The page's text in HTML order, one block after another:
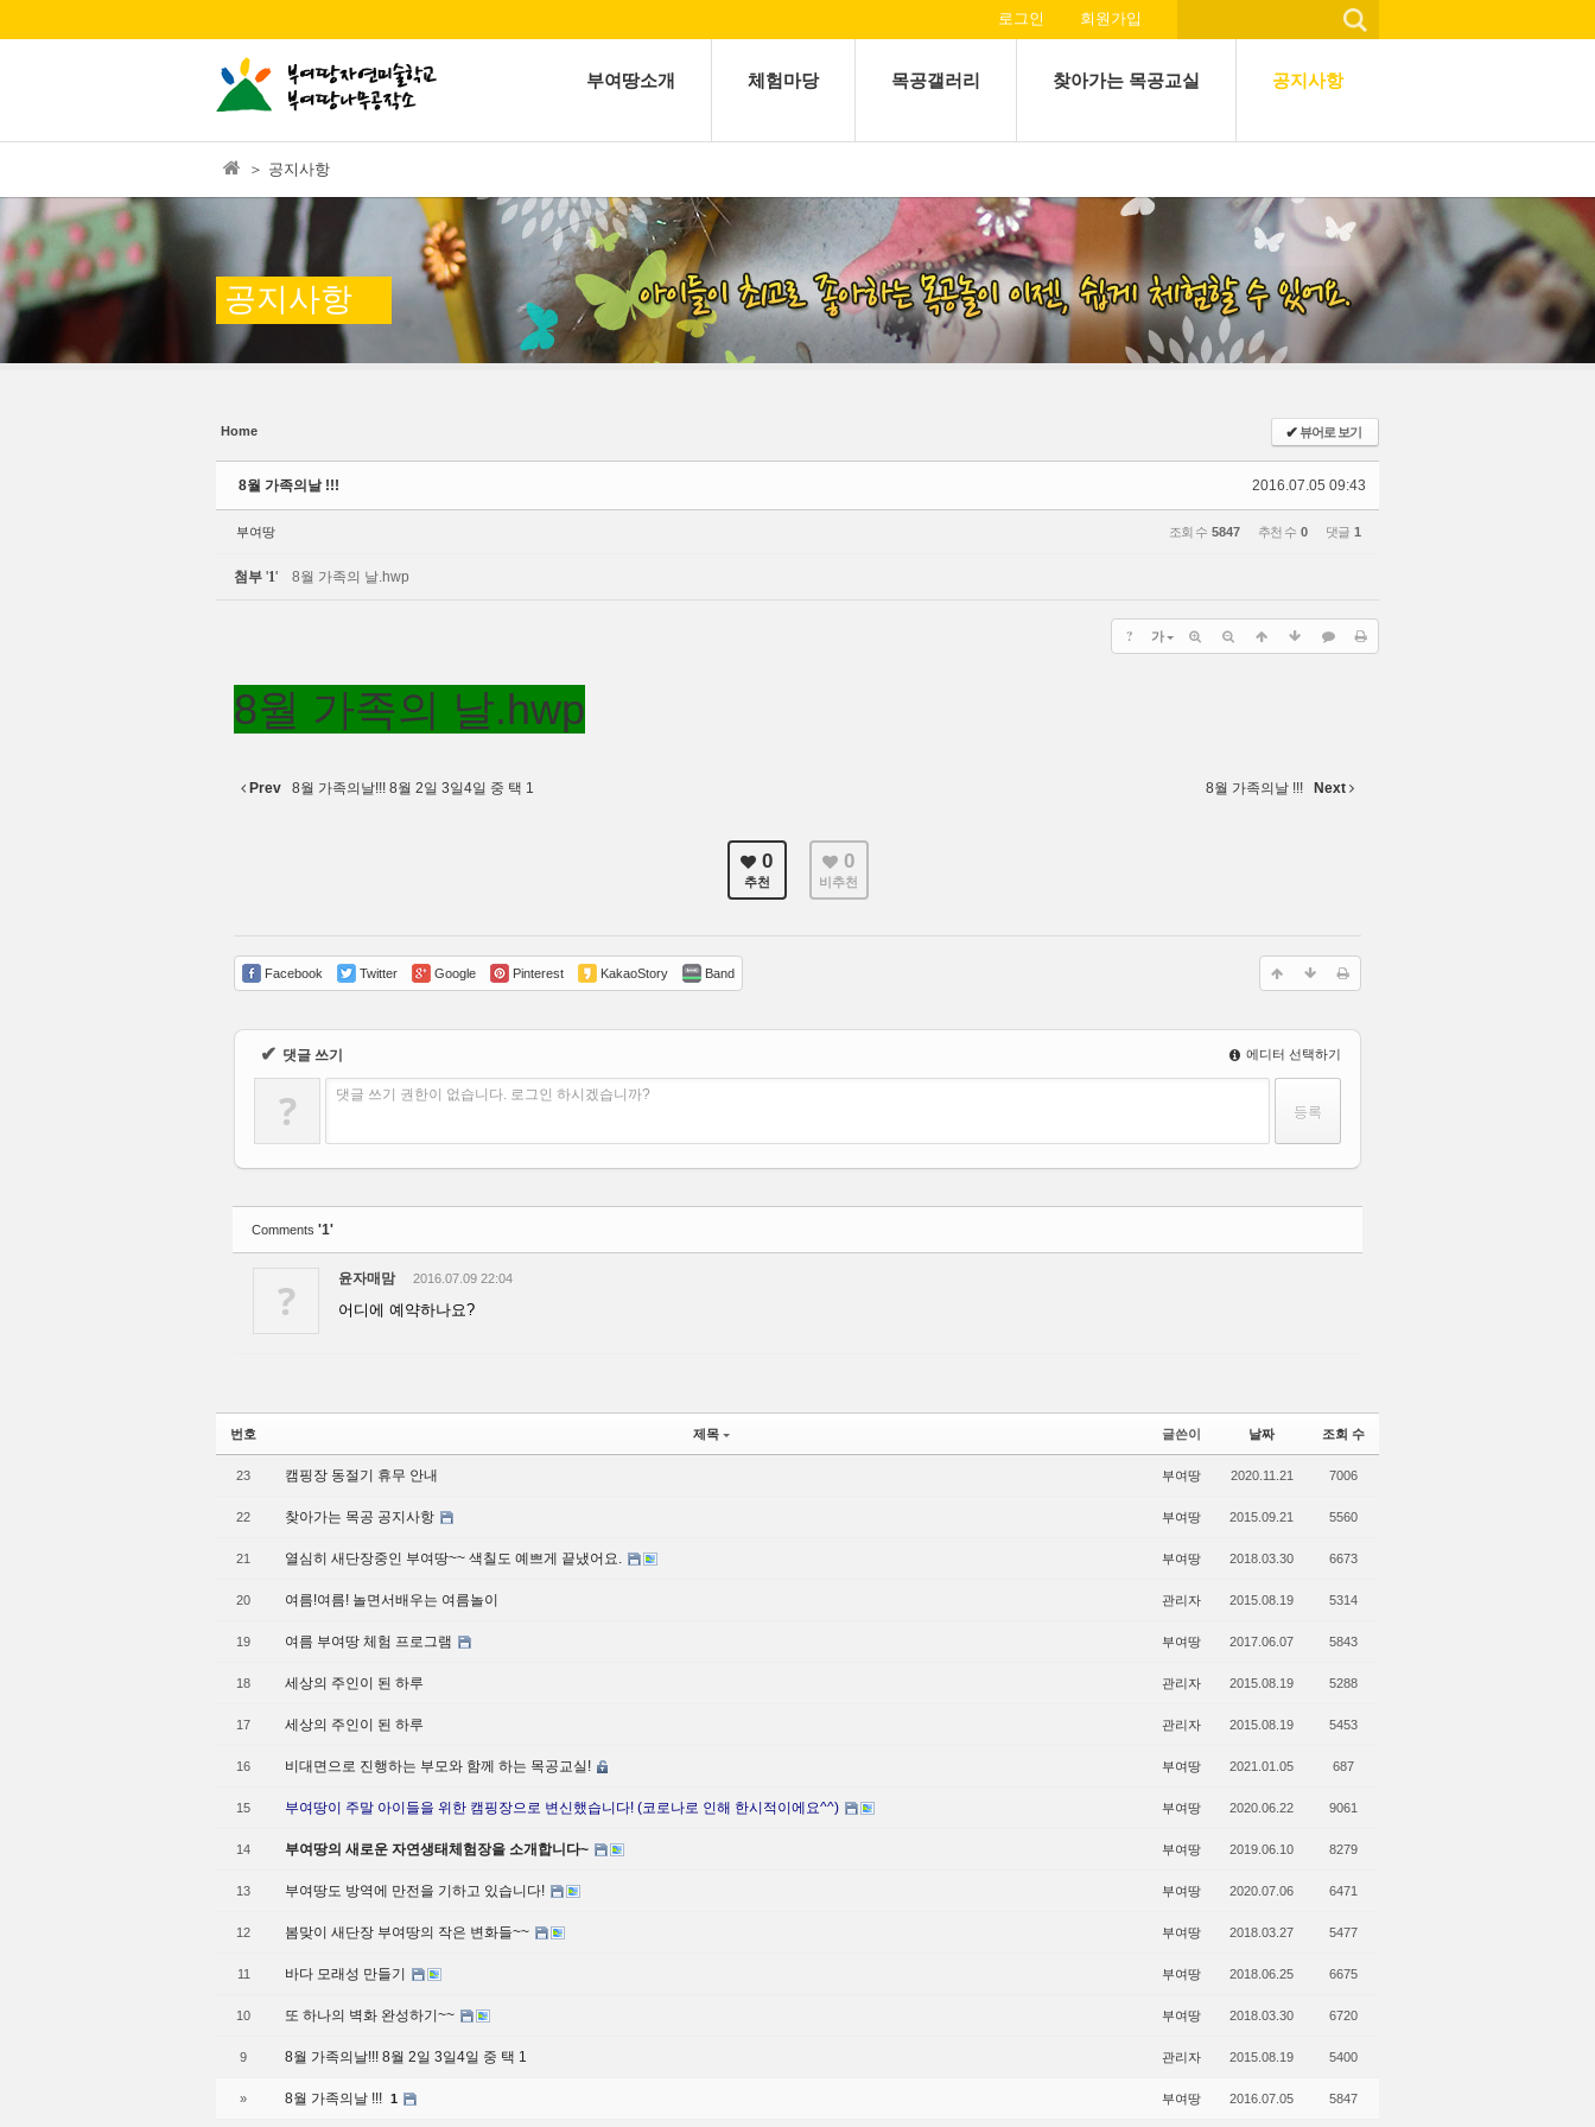
로그인 회원가입
부여땅소개 체험마당 목공갤러리 찾아가는 목공교실 공지사항
＞ 공지사항
공지사항
Home ✔뷰어로 보기
2016.07.05 09:43
8월 가족의날 !!!
부여땅 조회 수 5847 추천 수 0 댓글 1
첨부 '1' 8월 가족의 날.hwp
? 가
8월 가족의 날.hwp
Prev 8월 가족의날!!! 8월 2일 3일4일 중 택 1 8월 가족의날 !!! Next
0
추천
0
비추천
Facebook Twitter Google Pinterest KakaoStory Band
✔ 댓글 쓰기 에디터 선택하기
? 댓글 쓰기 권한이 없습니다. 로그인 하시겠습니까?
Comments '1'
? 윤자매맘 2016.07.09 22:04
어디에 예약하나요?
번호 제목 글쓴이 날짜 조회 수
23 캠핑장 동절기 휴무 안내 부여땅 2020.11.21 7006
22 찾아가는 목공 공지사항 부여땅 2015.09.21 5560
21 열심히 새단장중인 부여땅~~ 색칠도 예쁘게 끝냈어요. 부여땅 2018.03.30 6673
20 여름!여름! 놀면서배우는 여름놀이 관리자 2015.08.19 5314
19 여름 부여땅 체험 프로그램 부여땅 2017.06.07 5843
18 세상의 주인이 된 하루 관리자 2015.08.19 5288
17 세상의 주인이 된 하루 관리자 2015.08.19 5453
16 비대면으로 진행하는 부모와 함께 하는 목공교실! 부여땅 2021.01.05 687
15 부여땅이 주말 아이들을 위한 캠핑장으로 변신했습니다! (코로나로 인해 한시적이에요^^) 부여땅 2020.06.22 9061
14 부여땅의 새로운 자연생태체험장을 소개합니다~ 부여땅 2019.06.10 8279
13 부여땅도 방역에 만전을 기하고 있습니다! 부여땅 2020.07.06 6471
12 봄맞이 새단장 부여땅의 작은 변화들~~ 부여땅 2018.03.27 5477
11 바다 모래성 만들기 부여땅 2018.06.25 6675
10 또 하나의 벽화 완성하기~~ 부여땅 2018.03.30 6720
9 8월 가족의날!!! 8월 2일 3일4일 중 택 1 관리자 2015.08.19 5400
» 8월 가족의날 !!! 1 부여땅 2016.07.05 5847
Sketchbook5, 스케치북5
Sketchbook5, 스케치북5
Sketchbook5, 스케치북5
Sketchbook5, 스케치북5